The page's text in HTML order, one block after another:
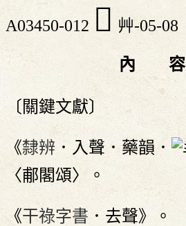
A03450-012 󴽾 艸-05-08
內 容
〔關鍵文獻〕
《隸辨 ．入聲．藥韻．
〈郙閣頌〉。
《干祿字書 ．去聲》。